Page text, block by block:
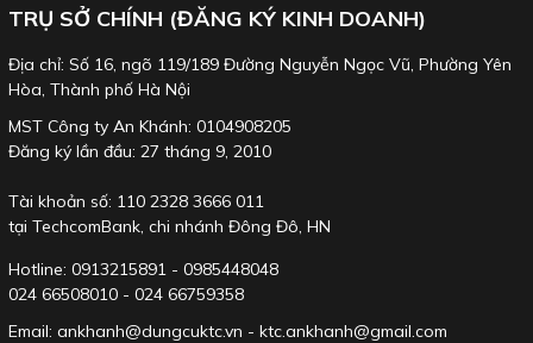
TRỤ SỞ CHÍNH (ĐĂNG KÝ KINH DOANH)
Địa chỉ: Số 16, ngõ 119/189 Đường Nguyễn Ngọc Vũ, Phường Yên
Hòa, Thành phố Hà Nội
MST Công ty An Khánh: 0104908205
Đăng ký lần đầu: 27 tháng 9, 2010
Tài khoản số: 110 2328 3666 011
tại TechcomBank, chi nhánh Đông Đô, HN
Hotline: 0913215891 - 0985448048
024 66508010 - 024 66759358
Email: ankhanh@dungcuktc.vn - ktc.ankhanh@gmail.com